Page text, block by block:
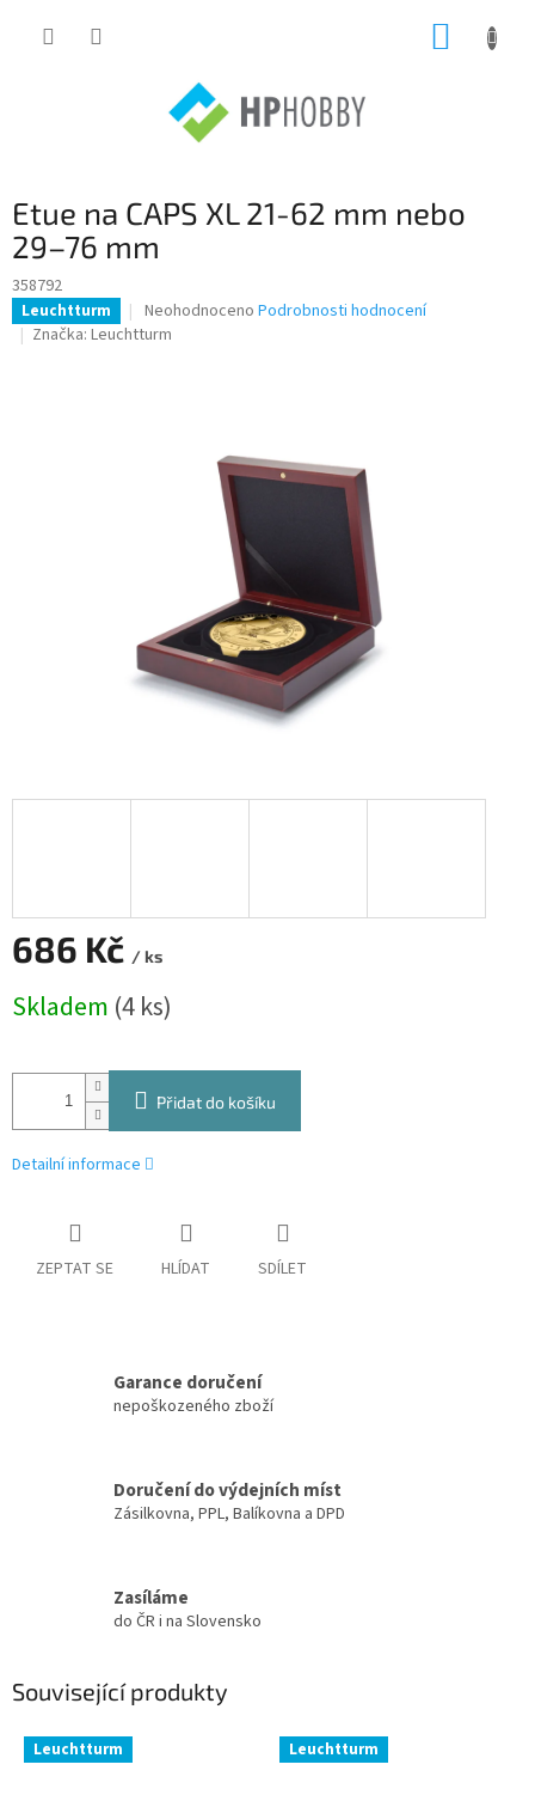
Etue na CAPS XL 21-62 mm nebo
29–76 mm
358792
Leuchtturm
Průměrné
hodnocení
hvězdiček.
Neohodnoceno Podrobnosti hodnocení
Značka: Leuchtturm
686 Kč / ks
cena:
Skladem (4 ks)
Přidat do košíku
Detailní informace
ZEPTAT SE HLÍDAT SDÍLET
Garance doručení
nepoškozeného zboží
Doručení do výdejních míst
Zásilkovna, PPL, Balíkovna a DPD
Zasíláme
do ČR i na Slovensko
Související produkty
Leuchtturm Leuchtturm